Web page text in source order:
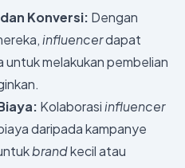
Konversi: Dengan
influencerdapat
melakukan pembelian
Kolaborasiinfluencer
daripada kampanye
brandkecil atau